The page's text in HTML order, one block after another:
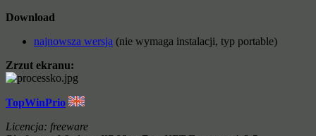
Download
najnowsza wersja (nie wymaga instalacji, typ portable)
Zrzut ekranu:
TopWinPrio
Licencja: freeware